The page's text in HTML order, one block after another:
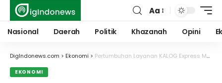
Font
Resizer
Aa
Nasional Daerah Politik Khazanah Opini
DigIndonews.com > Ekonomi > Pertumbuhan Layanan KALOG Express Menguat, Pengiriman Motor Capai 105 Ribu Unit Hingga Triwulan III 2025
EKONOMI